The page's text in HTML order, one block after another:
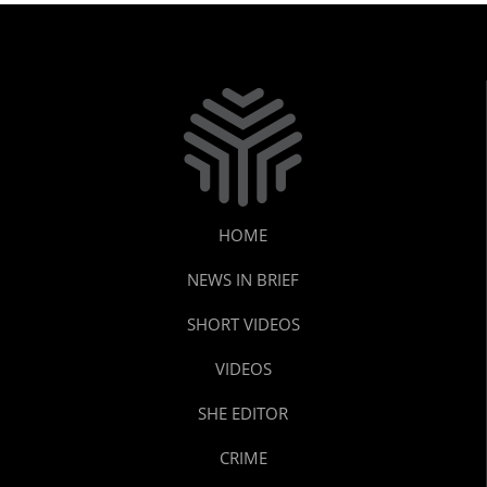
HOME
NEWS IN BRIEF
SHORT VIDEOS
VIDEOS
SHE EDITOR
CRIME